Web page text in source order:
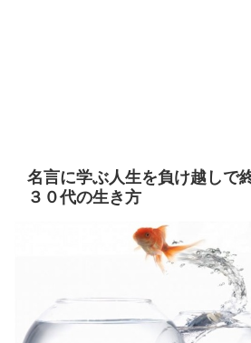
名言に学ぶ人生を負け越しで
３０代の生き方